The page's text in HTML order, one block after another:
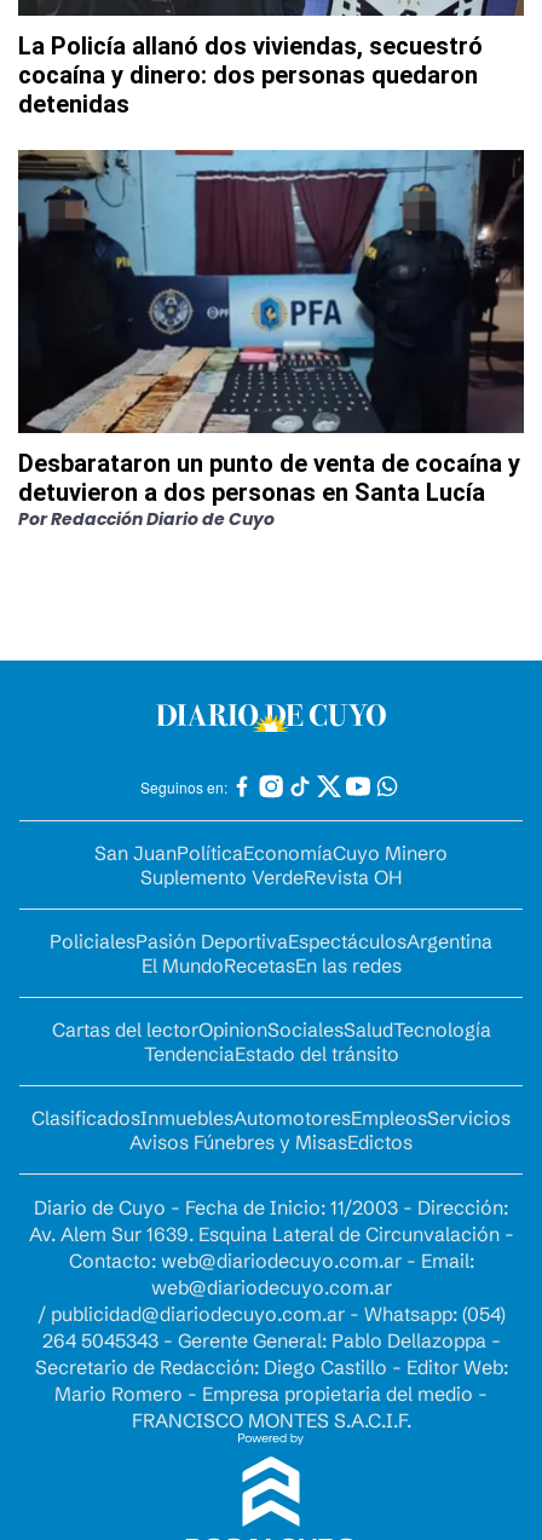
La Policía allanó dos viviendas, secuestró
cocaína y dinero: dos personas quedaron
detenidas
Desbarataron un punto de venta de cocaína y
detuvieron a dos personas en Santa Lucía
PorRedacción Diario de Cuyo
Seguinos en:
San JuanPolíticaEconomíaCuyo Minero
Suplemento VerdeRevista OH
PolicialesPasión DeportivaEspectáculosArgentina
El MundoRecetasEn las redes
Cartas del lectorOpinionSocialesSaludTecnología
TendenciaEstado del tránsito
ClasificadosInmueblesAutomotoresEmpleosServicios
Avisos Fúnebres y MisasEdictos
Diario de Cuyo - Fecha de Inicio: 11/2003 - Dirección:
Av. Alem Sur 1639. Esquina Lateral de Circunvalación -
Contacto: web@diariodecuyo.com.ar- Email:
web@diariodecuyo.com.ar
/ publicidad@diariodecuyo.com.ar- Whatsapp: (054)
264 5045343 - Gerente General: Pablo Dellazoppa -
Secretario de Redacción: Diego Castillo - Editor Web:
Mario Romero - Empresa propietaria del medio -
FRANCISCO MONTES S.A.C.I.F.